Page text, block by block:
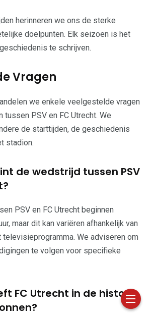
herinneren we ons de sterke
doelpunten. Elk seizoen is het
te schrijven.
Vragen
we enkele veelgestelde vragen
PSV en FC Utrecht. We
de starttijden, de geschiedenis
stadion.
de wedstrijd tussen PSV
PSV en FC Utrecht beginnen
maar dit kan variëren afhankelijk van
We adviseren om
te volgen voor specifieke
FC Utrecht in de historie